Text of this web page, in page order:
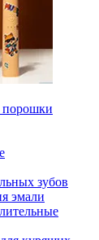
порошки
зубов
эмали